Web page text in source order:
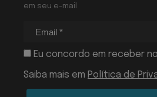
em seu e-mail
Eu concordo em receber
Saiba mais em Política de